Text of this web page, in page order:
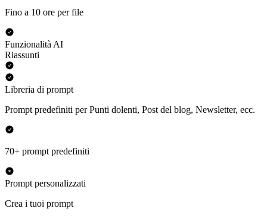
Fino a 10 ore per file
Funzionalità AI
Riassunti
Libreria di prompt
Prompt predefiniti per Punti dolenti, Post del blog, Newsletter, ecc.
70+ prompt predefiniti
Prompt personalizzati
Crea i tuoi prompt